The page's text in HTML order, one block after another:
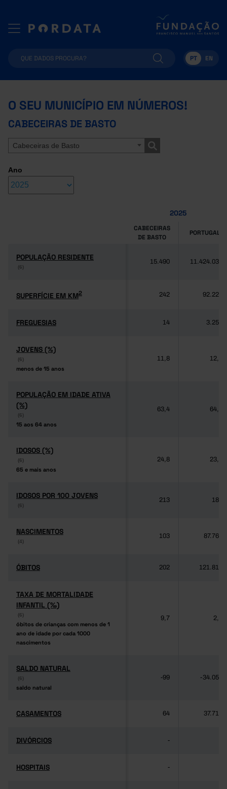
PT EN
O SEU MUNICÍPIO EM NÚMEROS!
CABECEIRAS DE BASTO
Cabeceiras de Basto
Ano
2025
CABECEIRAS
DE BASTO
PORTUGAL
POPULAÇÃO RESIDENTE
(6)
POPULAÇÃO RESIDENTE
(6)
15.490 11.424.031
SUPERFÍCIE EM KM2
SUPERFÍCIE EM KM2 242 92.225
FREGUESIAS
FREGUESIAS 14 3.259
JOVENS (%)
(6)
menos de 15 anos
JOVENS (%)
(6)
menos de 15 anos
11,8 12,5
POPULAÇÃO EM IDADE ATIVA
(%)
(6)
15 aos 64 anos
POPULAÇÃO EM IDADE ATIVA
(%)
(6)
15 aos 64 anos
63,4 64,3
IDOSOS (%)
(6)
65 e mais anos
IDOSOS (%)
(6)
65 e mais anos
24,8 23,2
IDOSOS POR 100 JOVENS
(6)
IDOSOS POR 100 JOVENS
(6)
213 189
NASCIMENTOS
(4)
NASCIMENTOS
(4)
103 87.764
ÓBITOS
ÓBITOS 202 121.817
TAXA DE MORTALIDADE
INFANTIL (‰)
(6)
óbitos de crianças com menos de 1
ano de idade por cada 1000
nascimentos
TAXA DE MORTALIDADE
INFANTIL (‰)
(6)
óbitos de crianças com menos de 1
ano de idade por cada 1000
nascimentos
9,7 2,8
SALDO NATURAL
(6)
saldo natural
SALDO NATURAL
(6)
saldo natural
-99 -34.053
CASAMENTOS
CASAMENTOS 64 37.714
DIVÓRCIOS
DIVÓRCIOS -
HOSPITAIS
HOSPITAIS -